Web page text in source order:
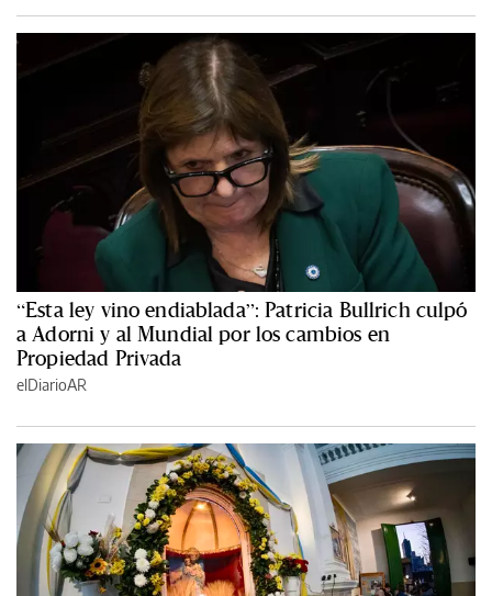
“Esta ley vino endiablada”: Patricia Bullrich culpó
a Adorni y al Mundial por los cambios en
Propiedad Privada
elDiarioAR